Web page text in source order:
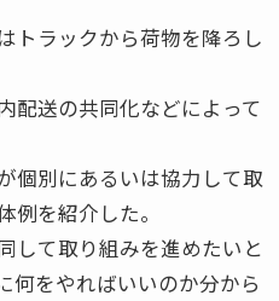
トラックから荷物を降ろし
配送の共同化などによって
個別にあるいは協力して取
例を紹介した。
して取り組みを進めたいと
何をやればいいのか分から